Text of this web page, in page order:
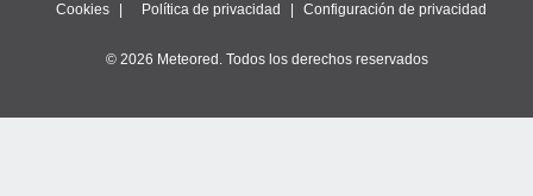
Cookies Política de privacidad Configuración de privacidad
© 2026 Meteored. Todos los derechos reservados